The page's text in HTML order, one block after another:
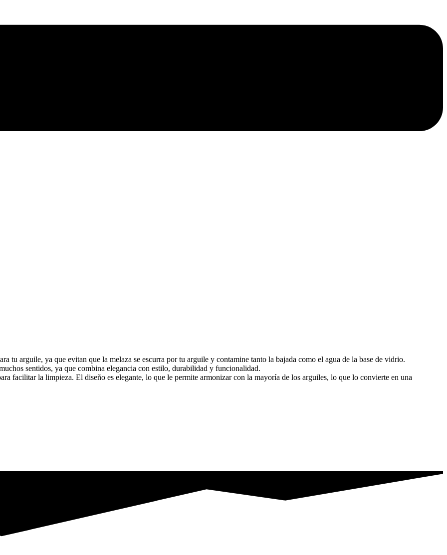
tu arguile, ya que evitan que la melaza se escurra por tu arguile y contamine tanto la bajada como el agua de la base de vidrio.
sentidos, ya que combina elegancia con estilo, durabilidad y funcionalidad.
facilitar la limpieza. El diseño es elegante, lo que le permite armonizar con la mayoría de los arguiles, lo que lo convierte en una